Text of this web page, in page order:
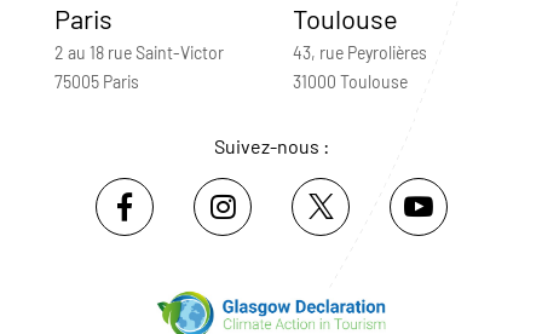
Paris
2 au 18 rue Saint-Victor
75005 Paris
Toulouse
43, rue Peyrolières
31000 Toulouse
Suivez-nous :